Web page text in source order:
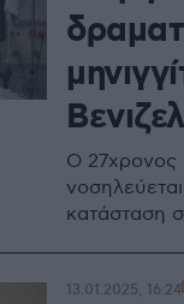
Ο 27χρονος
κατάσταση
13.01.2025, 16:24